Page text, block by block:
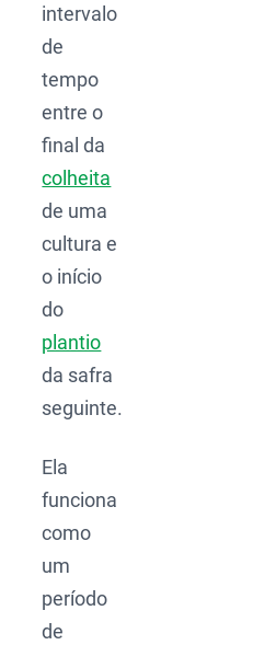
intervalo
de
tempo
entre o
final da
colheita
de uma
cultura e
o início
do
plantio
da safra
seguinte.
Ela
funciona
como
um
período
de